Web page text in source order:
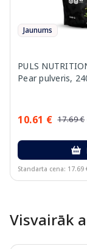
Jaunums
PULS
Pear pulveris,
10.61 € 17.69 €
Standarta cena: 17.69
Visvairāk